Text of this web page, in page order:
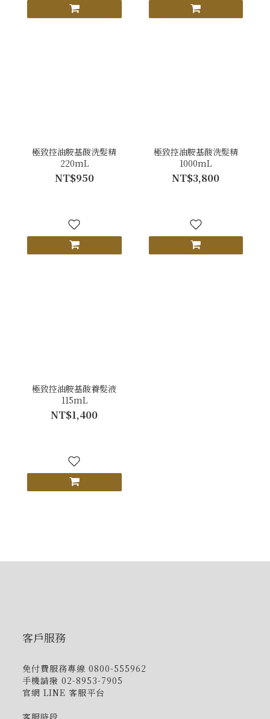
極致控油胺基酸洗髮精
220mL
NT$950
極致控油胺基酸洗髮精
1000mL
NT$3,800
極致控油胺基酸養髮液
115mL
NT$1,400
客戶服務
免付費服務專線 0800-555962
手機請撥 02-8953-7905
官網 LINE 客服平台
客服時段